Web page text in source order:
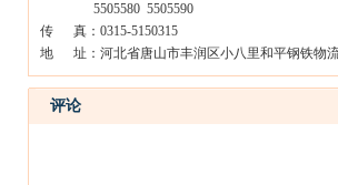
5505580 5505590
传 真：0315-5150315
地 址：河北省唐山市丰润区小八里和平钢铁物
评论